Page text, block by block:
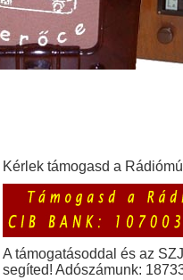
Kérlek támogasd a
A támogatásoddal és az
segíted! Adószámunk: